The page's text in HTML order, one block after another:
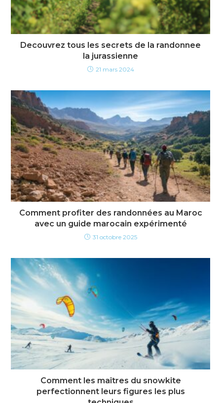
Decouvrez tous les secrets de la randonnee
la jurassienne
21 mars 2024
Comment profiter des randonnées au Maroc
avec un guide marocain expérimenté
31 octobre 2025
Comment les maîtres du snowkite
perfectionnent leurs figures les plus